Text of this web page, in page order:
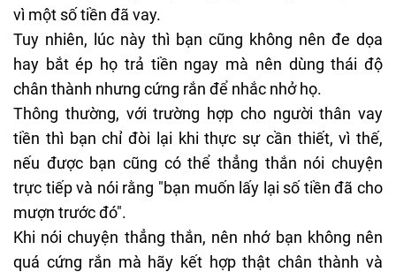
vì một số tiền đã vay.
Tuy nhiên, lúc này thì bạn cũng không nên đe dọa
hay bắt ép họ trả tiền ngay mà nên dùng thái độ
chân thành nhưng cứng rắn để nhắc nhở họ.
Thông thường, với trường hợp cho người thân vay
tiền thì bạn chỉ đòi lại khi thực sự cần thiết, vì thế,
nếu được bạn cũng có thể thẳng thắn nói chuyện
trực tiếp và nói rằng "bạn muốn lấy lại số tiền đã cho
mượn trước đó".
Khi nói chuyện thẳng thắn, nên nhớ bạn không nên
quá cứng rắn mà hãy kết hợp thật chân thành và